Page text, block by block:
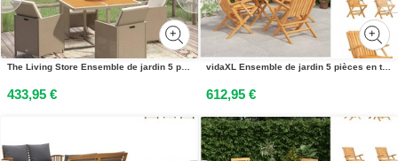
The Living Store Ensemble de jardin 5 pièces avec coussins Poly Rattan Beige
433,95 €
vidaXL Ensemble de jardin 5 pièces en teck massif - Ensemble de meubles de jardin
612,95 €